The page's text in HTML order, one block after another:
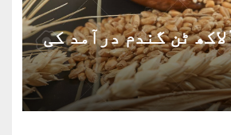
وفاق کی 10 لاکھ ٹن گندم درآمد کی